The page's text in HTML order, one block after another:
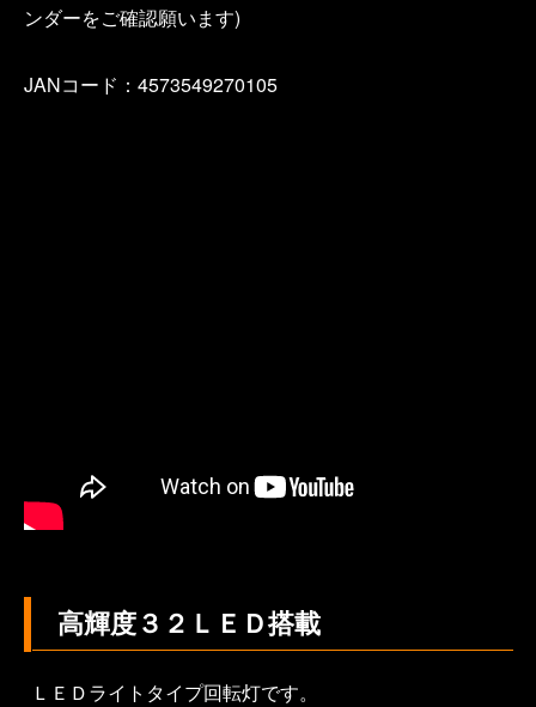
ンダーをご確認願います)
JANコード：4573549270105
高輝度３２ＬＥＤ搭載
ＬＥＤライトタイプ回転灯です。